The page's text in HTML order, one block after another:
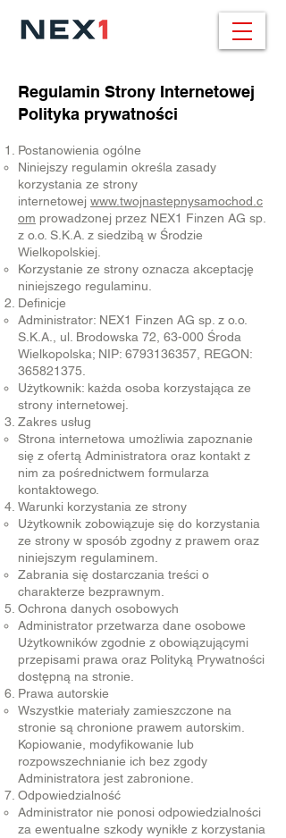
Regulamin Strony Internetowej
Polityka prywatności
Postanowienia ogólne
Niniejszy regulamin określa zasady
korzystania ze strony
internetowej www.twojnastepnysamochod.c
om prowadzonej przez NEX1 Finzen AG sp.
z o.o. S.K.A. z siedzibą w Środzie
Wielkopolskiej.
Korzystanie ze strony oznacza akceptację
niniejszego regulaminu.
Definicje
Administrator: NEX1 Finzen AG sp. z o.o.
S.K.A., ul. Brodowska 72, 63-000 Środa
Wielkopolska; NIP: 6793136357 , REGON:
365821375
Użytkownik: każda osoba korzystająca ze
strony internetowej.
Zakres usług
Strona internetowa umożliwia zapoznanie
się z ofertą Administratora oraz kontakt z
nim za pośrednictwem formularza
kontaktowego.
Warunki korzystania ze strony
Użytkownik zobowiązuje się do korzystania
ze strony w sposób zgodny z prawem oraz
niniejszym regulaminem.
Zabrania się dostarczania treści o
charakterze bezprawnym.
Ochrona danych osobowych
Administrator przetwarza dane osobowe
Użytkowników zgodnie z obowiązującymi
przepisami prawa oraz Polityką Prywatności
dostępną na stronie.
Prawa autorskie
Wszystkie materiały zamieszczone na
stronie są chronione prawem autorskim.
Kopiowanie, modyfikowanie lub
rozpowszechnianie ich bez zgody
Administratora jest zabronione.
Odpowiedzialność
Administrator nie ponosi odpowiedzialności
za ewentualne szkody wynikłe z korzystania